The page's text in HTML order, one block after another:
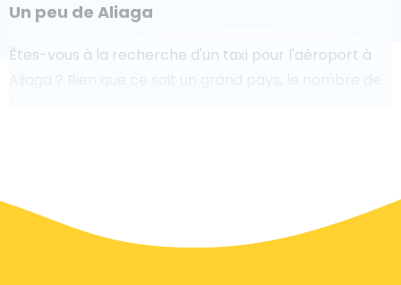
Un peu de Aliaga
Êtes-vous à la recherche d'un taxi pour l'aéroport à
Aliaga ? Bien que ce soit un grand pays, le nombre de
en ligne sur notre site Web, pour vous faire voyager
sans stress.